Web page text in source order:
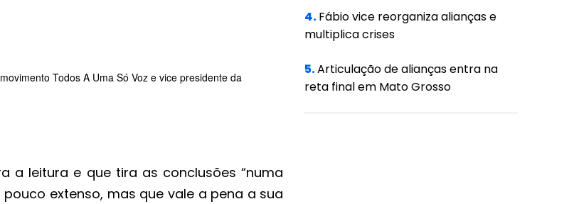
Todos A Uma Só Voz e vice presidente da
a leitura e que tira as conclusões “numa
extenso, mas que vale a pena a sua
4.Fábio vice reorganiza alianças e
multiplica crises
5.Articulação de alianças entra na
reta final em Mato Grosso